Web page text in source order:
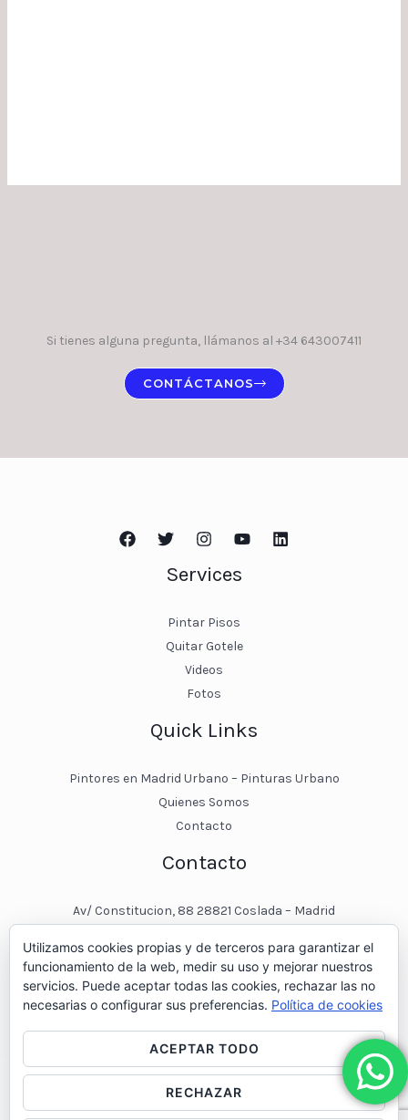
Si tienes alguna pregunta, llámanos al +34 643007411
CONTÁCTANOS
Services
Pintar Pisos
Quitar Gotele
Videos
Fotos
Quick Links
Pintores en Madrid Urbano – Pinturas Urbano
Quienes Somos
Contacto
Contacto
Av/ Constitucion, 88 28821 Coslada – Madrid
pinturasurbano@hotmail.es
+34 – 643 00 74 11
© 2026 Pintores en Madrid - Pinturas Urbano
Utilizamos cookies propias y de terceros para garantizar el
funcionamiento de la web, medir su uso y mejorar nuestros
servicios. Puede aceptar todas las cookies, rechazar las no
necesarias o configurar sus preferencias. Política de cookies
ACEPTAR TODO
RECHAZAR